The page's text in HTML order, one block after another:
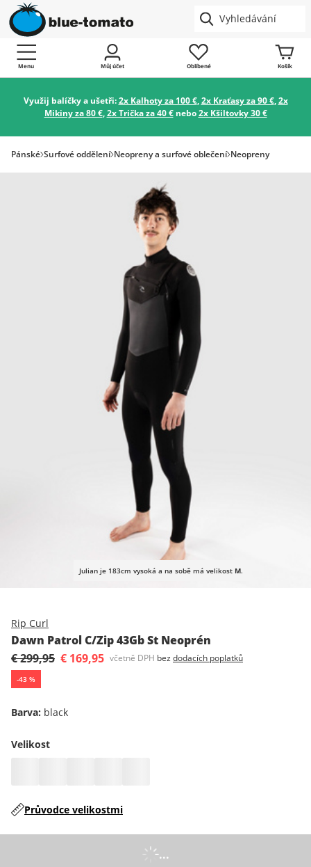
Menu Můj účet Oblíbené Košík
Využij balíčky a ušetři:2x Kalhoty za 100 €,2x Kraťasy za 90 €,2x
Mikiny za 80 €,2x Trička za 40 €nebo2x Kšiltovky 30 €
Pánské Surfové oddělení Neopreny a surfové oblečení Neopreny
Julian je 183cm vysoká a na sobě má velikost M.
Rip Curl
Dawn Patrol C/Zip 43Gb St Neoprén
€ 299,95 € 169,95 včetně DPH bez dodacích poplatků
-43 %
Barva: black
Velikost
Průvodce velikostmi
...